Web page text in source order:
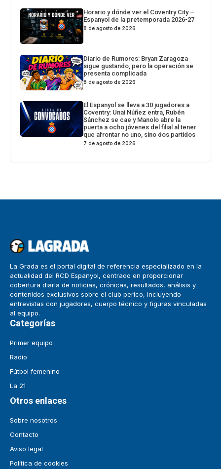
Horario y dónde ver el Coventry City –
Espanyol de la pretemporada 2026-27
8 de agosto de 2026
Diario de Rumores: Bryan Zaragoza
sigue gustando, pero la operación se
presenta complicada
8 de agosto de 2026
El Espanyol se lleva a 30 jugadores a
Coventry: Unai Núñez entra, Rubén
Sánchez se cae y Manolo abre la
puerta a ocho jóvenes del filial al tener
que afrontar no uno, sino dos partidos
7 de agosto de 2026
La Grada es el portal digital de referencia especializado en la
actualidad del RCD Espanyol, centrado en proporcionar
cobertura diaria de noticias, crónicas, resultados, análisis y
contenidos exclusivos sobre el club perico, incluyendo
entrevistas con jugadores, cuerpo técnico y figuras vinculadas
al equipo.
Categorías
Primer equipo
Radio
Fútbol femenino
La 21
Otros enlaces
Sobre nosotros
Contacto
Aviso legal
Política de cookies